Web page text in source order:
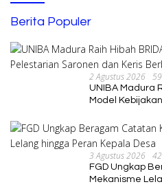
Berita Populer
2 Agustus 2026
UNIBA Madura
Model
3 Agustus 2026
FGD Ungkap
Mekanisme